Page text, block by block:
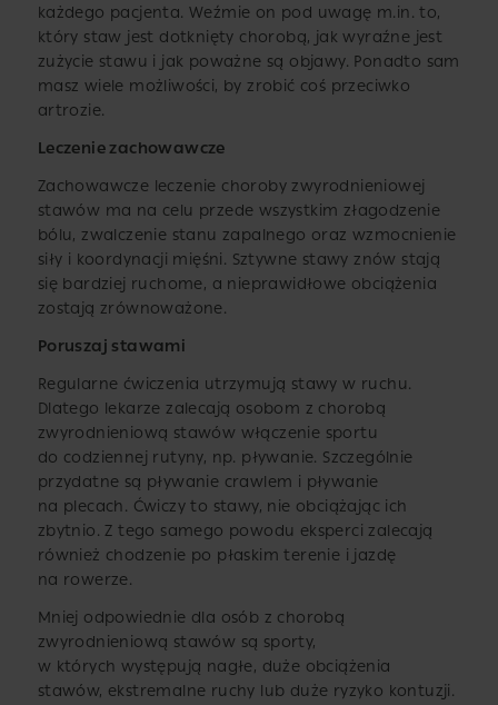
każdego pacjenta. Weźmie on pod uwagę m.in. to,
który staw jest dotknięty chorobą, jak wyraźne jest
zużycie stawu i jak poważne są objawy. Ponadto sam
masz wiele możliwości, by zrobić coś przeciwko
artrozie.
Leczenie zachowawcze
Zachowawcze leczenie choroby zwyrodnieniowej
stawów ma na celu przede wszystkim złagodzenie
bólu, zwalczenie stanu zapalnego oraz wzmocnienie
siły i koordynacji mięśni. Sztywne stawy znów stają
się bardziej ruchome, a nieprawidłowe obciążenia
zostają zrównoważone.
Poruszaj stawami
Regularne ćwiczenia utrzymują stawy w ruchu.
Dlatego lekarze zalecają osobom z chorobą
zwyrodnieniową stawów włączenie sportu
do codziennej rutyny, np. pływanie. Szczególnie
przydatne są pływanie crawlem i pływanie
na plecach. Ćwiczy to stawy, nie obciążając ich
zbytnio. Z tego samego powodu eksperci zalecają
również chodzenie po płaskim terenie i jazdę
na rowerze.
Mniej odpowiednie dla osób z chorobą
zwyrodnieniową stawów są sporty,
w których występują nagłe, duże obciążenia
stawów, ekstremalne ruchy lub duże ryzyko kontuzji.